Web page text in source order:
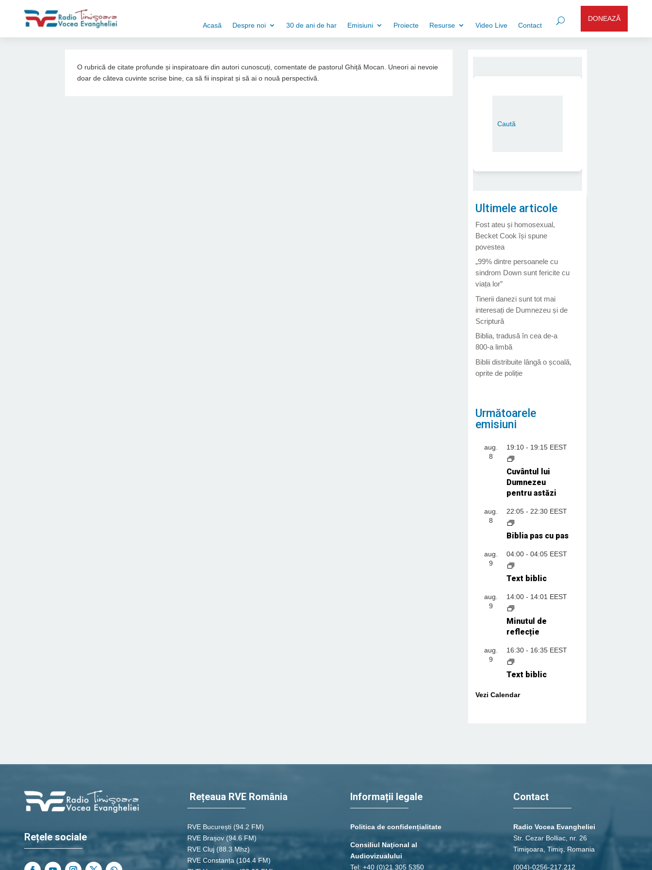
Acasă Despre noi 30 de ani de har Emisiuni Proiecte Resurse Video Live Contact
DONEAZĂ
O rubrică de citate profunde și inspiratoare din autori cunoscuți, comentate de pastorul Ghiță Mocan. Uneori ai nevoie
doar de câteva cuvinte scrise bine, ca să fii inspirat și să ai o nouă perspectivă.
Ultimele articole
Fost ateu și homosexual,
Becket Cook își spune
povestea
„99% dintre persoanele cu
sindrom Down sunt fericite cu
viața lor”
Tinerii danezi sunt tot mai
interesați de Dumnezeu și de
Scriptură
Biblia, tradusă în cea de-a
800-a limbă
Biblii distribuite lângă o școală,
oprite de poliție
Următoarele
emisiuni
aug.
8
19:10- 19:15 EEST
Cuvântul lui
Dumnezeu
pentru astăzi
aug.
8
22:05- 22:30 EEST
Biblia pas cu pas
aug.
9
04:00- 04:05 EEST
Text biblic
aug.
9
14:00- 14:01 EEST
Minutul de
reflecție
aug.
9
16:30- 16:35 EEST
Text biblic
Vezi Calendar
Rețele sociale
Rețeaua RVE România
RVE București (94.2 FM)
RVE Brașov (94.6 FM)
RVE Cluj (88.3 Mhz)
RVE Constanța (104.4 FM)
Informații legale
Politica de confidențialitate
Consiliul Naţional al
Audiovizualului
Tel: +40 (0)21 305 5350
Contact
Radio Vocea Evangheliei
Str. Cezar Bolliac, nr. 26
Timişoara, Timiş, Romania
(004)-0256-217.212